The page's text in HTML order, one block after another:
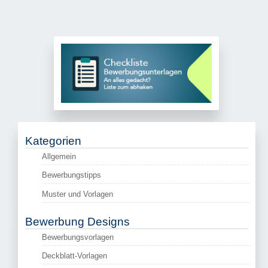
Kategorien
Allgemein
Bewerbungstipps
Muster und Vorlagen
Bewerbung Designs
Bewerbungsvorlagen
Deckblatt-Vorlagen